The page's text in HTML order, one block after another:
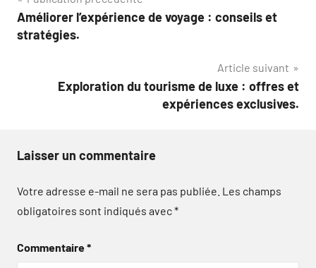
de
Améliorer l’expérience de voyage : conseils et
stratégies.
Article suivant
Exploration du tourisme de luxe : offres et
expériences exclusives.
Laisser un commentaire
Votre adresse e-mail ne sera pas publiée. Les champs
obligatoires sont indiqués avec*
Commentaire*